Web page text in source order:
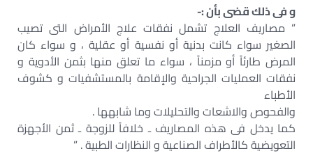
و فى ذلك قضى بأن :-
” مصاريف العلاج تشمل نفقات علاج الأمراض التى تصيب
الصغير سواء كانت بدنية أو نفسية أو عقلية ، و سواء كان
المرض طارئاً أو مزمناً ، سواء ما تعلق منها بثمن الأدوية و
نفقات العمليات الجراحية والإقامة بالمستشفيات و كشوف
الأطباء
والفحوص والاشعات والتحليلات وما شابهها .
كما يدخل فى هذه المصاريف ـ خلافاً للزوجة ـ ثمن الأجهزة
التعويضية كالأطراف الصناعية و النظارات الطبية . ”